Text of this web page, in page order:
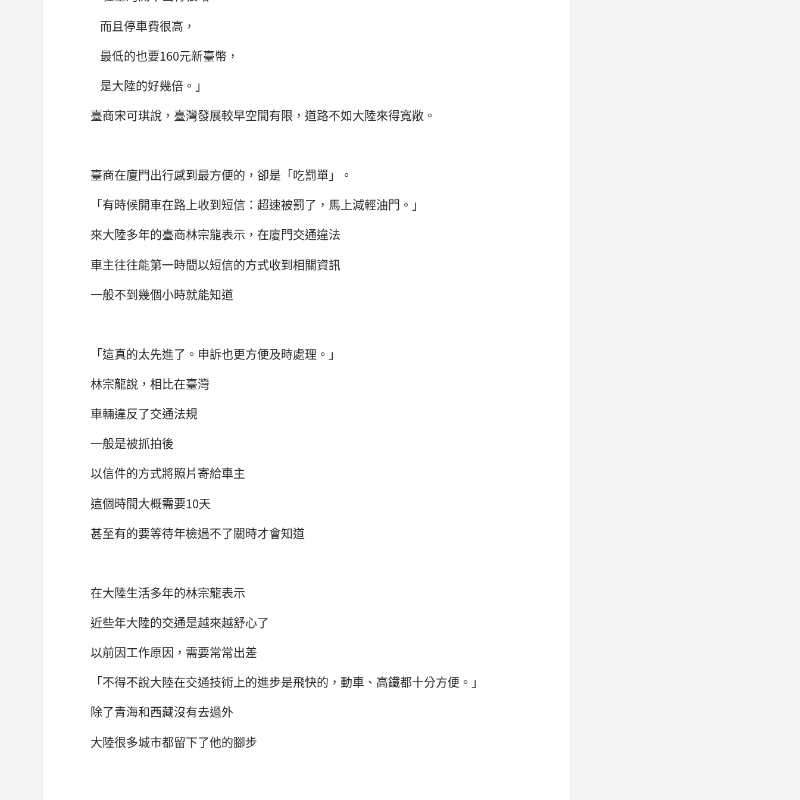
而且停車費很高，
最低的也要160元新臺幣，
是大陸的好幾倍。」
臺商宋可琪說，臺灣發展較早空間有限，道路不如大陸來得寬敞。
臺商在廈門出行感到最方便的，卻是「吃罰單」。
「有時候開車在路上收到短信：超速被罰了，馬上減輕油門。」
來大陸多年的臺商林宗龍表示，在廈門交通違法
車主往往能第一時間以短信的方式收到相關資訊
一般不到幾個小時就能知道
「這真的太先進了。申訴也更方便及時處理。」
林宗龍說，相比在臺灣
車輛違反了交通法規
一般是被抓拍後
以信件的方式將照片寄給車主
這個時間大概需要10天
甚至有的要等待年檢過不了關時才會知道
在大陸生活多年的林宗龍表示
近些年大陸的交通是越來越舒心了
以前因工作原因，需要常常出差
「不得不說大陸在交通技術上的進步是飛快的，動車、高鐵都十分方便。」
除了青海和西藏沒有去過外
大陸很多城市都留下了他的腳步